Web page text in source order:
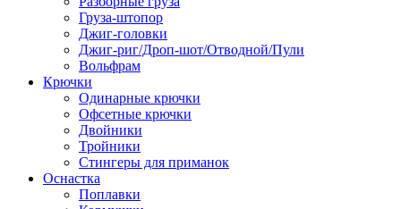
Груза-штопор
Джиг-головки
Джиг-риг/Дроп-шот/Отводной/Пули
Вольфрам
Крючки
Одинарные крючки
Офсетные крючки
Двойники
Тройники
Стингеры для приманок
Оснастка
Поплавки